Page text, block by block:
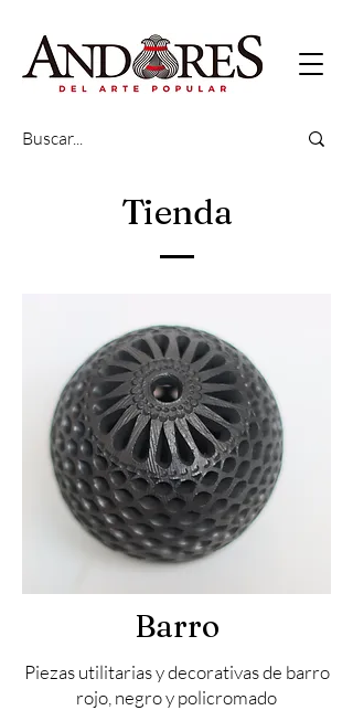
Tienda
Barro
Piezas utilitarias y decorativas de barro
rojo, negro y policromado